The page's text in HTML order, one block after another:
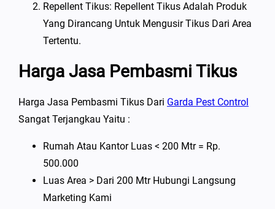
Repellent Tikus: Repellent Tikus Adalah Produk
Yang Dirancang Untuk Mengusir Tikus Dari Area
Tertentu.
Harga Jasa Pembasmi Tikus
Harga Jasa Pembasmi Tikus Dari Garda Pest Control
Sangat Terjangkau Yaitu :
Rumah Atau Kantor Luas < 200 Mtr = Rp.
500.000
Luas Area > Dari 200 Mtr Hubungi Langsung
Marketing Kami